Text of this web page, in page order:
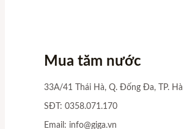
Mua tăm nước
33A/41 Thái Hà, Q. Đống Đa, TP.
SĐT: 0358.071.170
Email: info@giga.vn